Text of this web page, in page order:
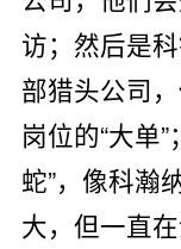
访；然后是
部猎头公司
岗位的“大单
蛇”，像科瀚
大，但一直